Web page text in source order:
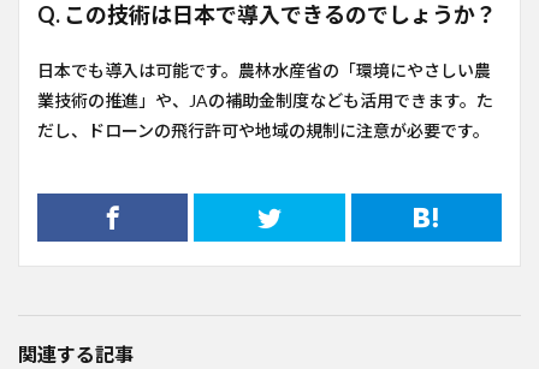
Q. この技術は日本で導入できるのでしょうか？
日本でも導入は可能です。農林水産省の「環境にやさしい農
業技術の推進」や、JAの補助金制度なども活用できます。た
だし、ドローンの飛行許可や地域の規制に注意が必要です。
関連する記事